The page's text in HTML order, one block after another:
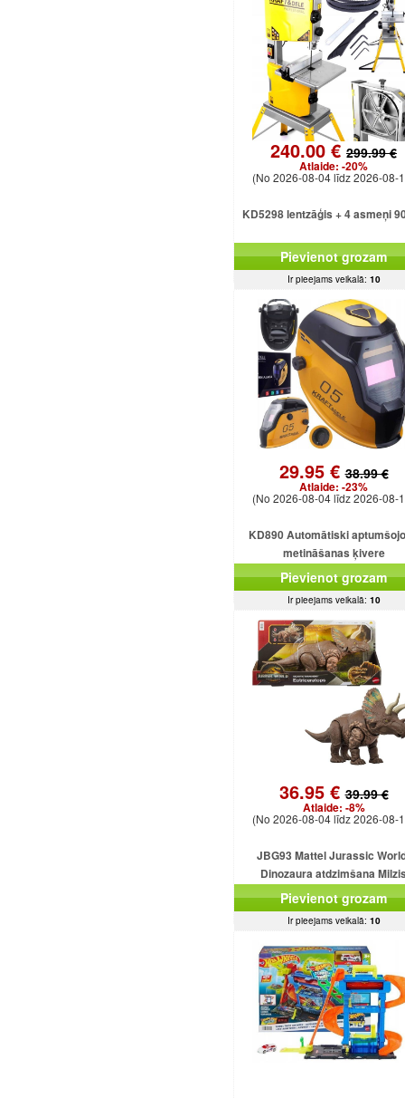
240.00 €299.99 €
Atlaide: -20%
(No 2026-08-04 līdz 2026-08-
KD5298 lentzāģis + 4 asmeņi
Pievienot grozam
Ir pieejams veikalā: 10
29.95 €38.99 €
Atlaide: -23%
(No 2026-08-04 līdz 2026-08-
KD890 Automātiski
metināšanas ķivere
Pievienot grozam
Ir pieejams veikalā: 10
36.95 €39.99 €
Atlaide: -8%
(No 2026-08-04 līdz 2026-08-
JBG93 Mattel Jurassic
Dinozaura atdzimšana
Eotriceratops uzbrūk
astes
Pievienot grozam
Ir pieejams veikalā: 10